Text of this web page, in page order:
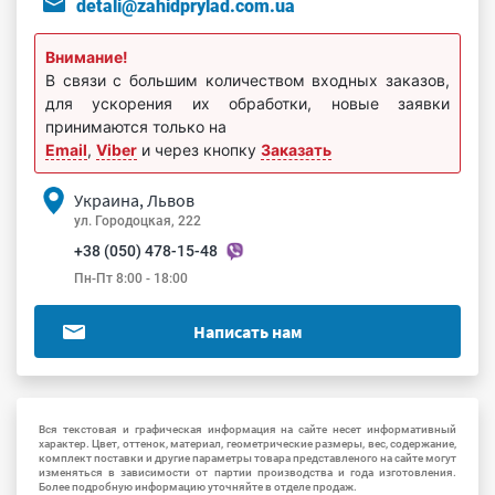
detali@zahidprylad.com.ua
Внимание!
В связи с большим количеством входных заказов,
для ускорения их обработки, новые заявки
принимаются только на
Email, Viber и через кнопку Заказать
Украина, Львов
ул. Городоцкая, 222
+38 (050) 478-15-48
Пн-Пт 8:00 - 18:00
Написать нам
Вся текстовая и графическая информация на сайте несет информативный
характер. Цвет, оттенок, материал, геометрические размеры, вес, содержание,
комплект поставки и другие параметры товара представленого на сайте могут
изменяться в зависимости от партии производства и года изготовления.
Более подробную информацию уточняйте в отделе продаж.